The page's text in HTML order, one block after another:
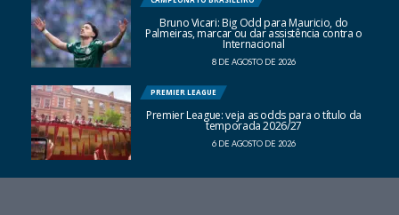
Bruno Vicari: Big Odd para Mauricio, do
Palmeiras, marcar ou dar assistência contra o
Internacional
8 DE AGOSTO DE 2026
PREMIER LEAGUE
Premier League: veja as odds para o título da
temporada 2026/27
6 DE AGOSTO DE 2026